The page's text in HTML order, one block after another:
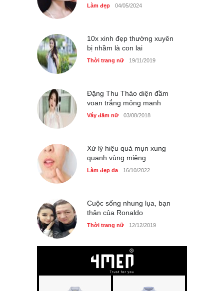
phụ nữ Pháp tin dùng
Thời trang nữ 14/10/2025
Bí quyết giữ gìn vóc dáng
của diễn viên Khánh Huyền
Làm đẹp 14/10/2025
Phong cách thời trang của
Thời trang nữ 21/10/2025
Làm đẹp 04/05/2024
10x xinh đẹp thường xuyên
bị nhầm là con lai
Thời trang nữ 19/11/2019
Đặng Thu Thảo diện đầm
voan trắng mỏng manh
Váy đầm nữ 03/08/2018
Xử lý hiệu quả mụn xung
quanh vùng miệng
Làm đẹp da 16/10/2022
Cuộc sống nhung lụa, bạn
thân của Ronaldo
Thời trang nữ 12/12/2019